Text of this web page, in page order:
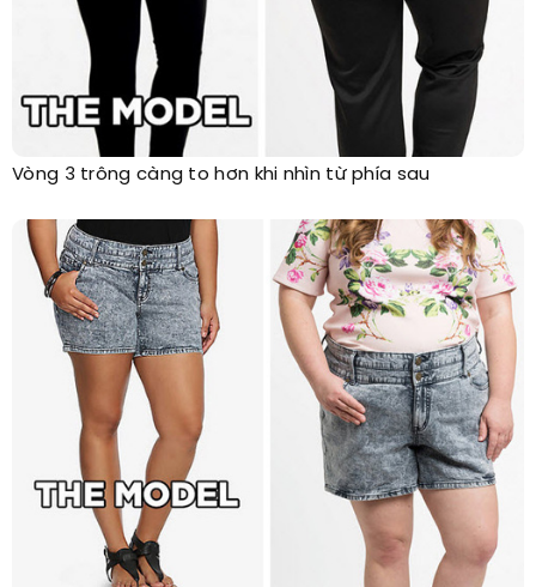
Vòng 3 trông càng to hơn khi nhìn từ phía sau